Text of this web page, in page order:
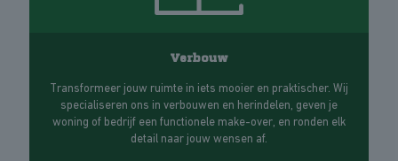
Verbouw
Transformeer jouw ruimte in iets mooier en praktischer. Wij
specialiseren ons in verbouwen en herindelen, geven je
woning of bedrijf een functionele make-over, en ronden elk
detail naar jouw wensen af.